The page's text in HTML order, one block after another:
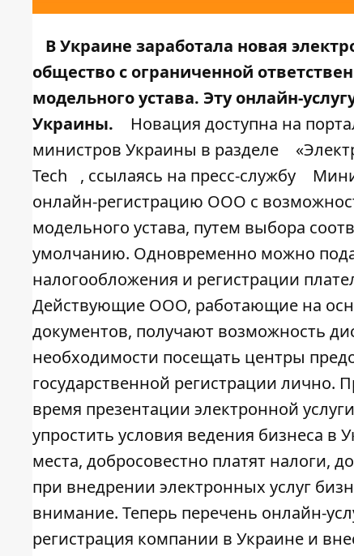
В Украине заработала новая
общество с ограниченной
модельного устава. Эту онлайн-
Украины.
Новация доступна на
министров Украины в разделе
Tech
, ссылаясь на пресс-службу
онлайн-регистрацию ООО с
модельного устава, путем выбора
умолчанию. Одновременно можно
налогообложения и регистрации
Действующие ООО, работающие на
документов, получают возможность
необходимости посещать центры
государственной регистрации
время презентации электронной
упростить условия ведения бизнеса
места, добросовестно платят налоги,
при внедрении электронных услуг
внимание. Теперь перечень онлайн-
регистрация компании в Украине и